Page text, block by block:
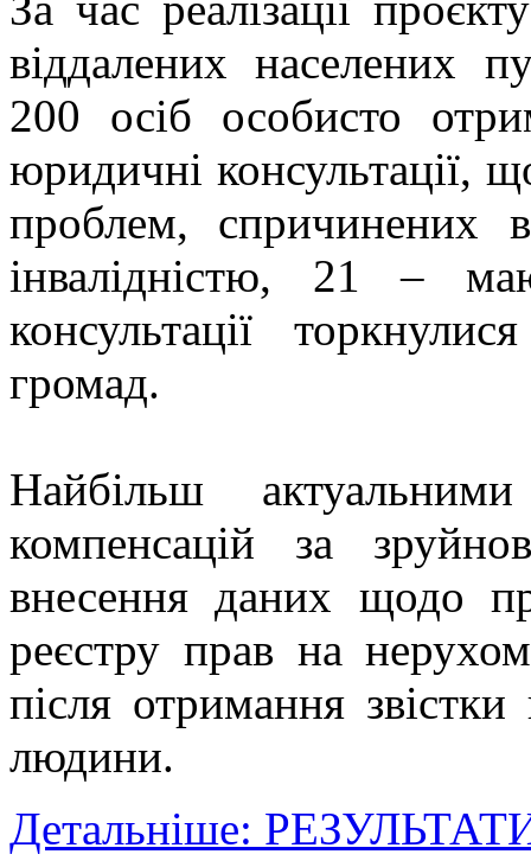
віддалених населених
200 осіб особисто
юридичні консультації,
проблем, спричинених
інвалідністю, 21 –
консультації
громад.
Найбільш
компенсацій за
внесення даних щодо
реєстру прав на
після отримання
людини.
Детальніше: